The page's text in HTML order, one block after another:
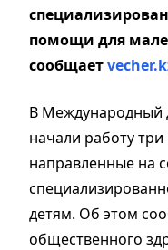
помощи для
сообщает
В Международный
начали работу
направленные на
детям. Об этом
общественного